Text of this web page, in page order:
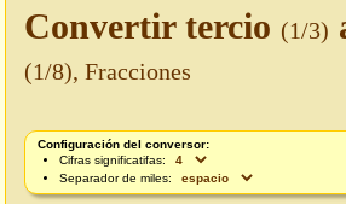
Convertir tercio (1/3)
(1/8), Fracciones
Configuración del conversor:
Cifras significatifas:
Separador de miles: